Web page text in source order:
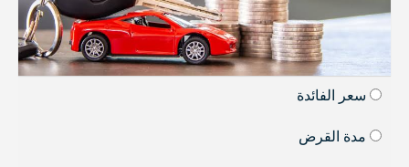
سعر الفائدة
مدة القرض